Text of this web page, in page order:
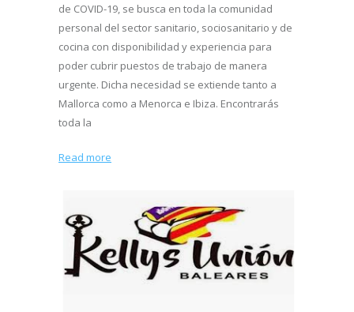
de COVID-19, se busca en toda la comunidad
personal del sector sanitario, sociosanitario y de
cocina con disponibilidad y experiencia para
poder cubrir puestos de trabajo de manera
urgente. Dicha necesidad se extiende tanto a
Mallorca como a Menorca e Ibiza. Encontrarás
toda la
Read more